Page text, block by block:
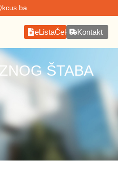
eListaČekanjaKontakt
ŠTABA